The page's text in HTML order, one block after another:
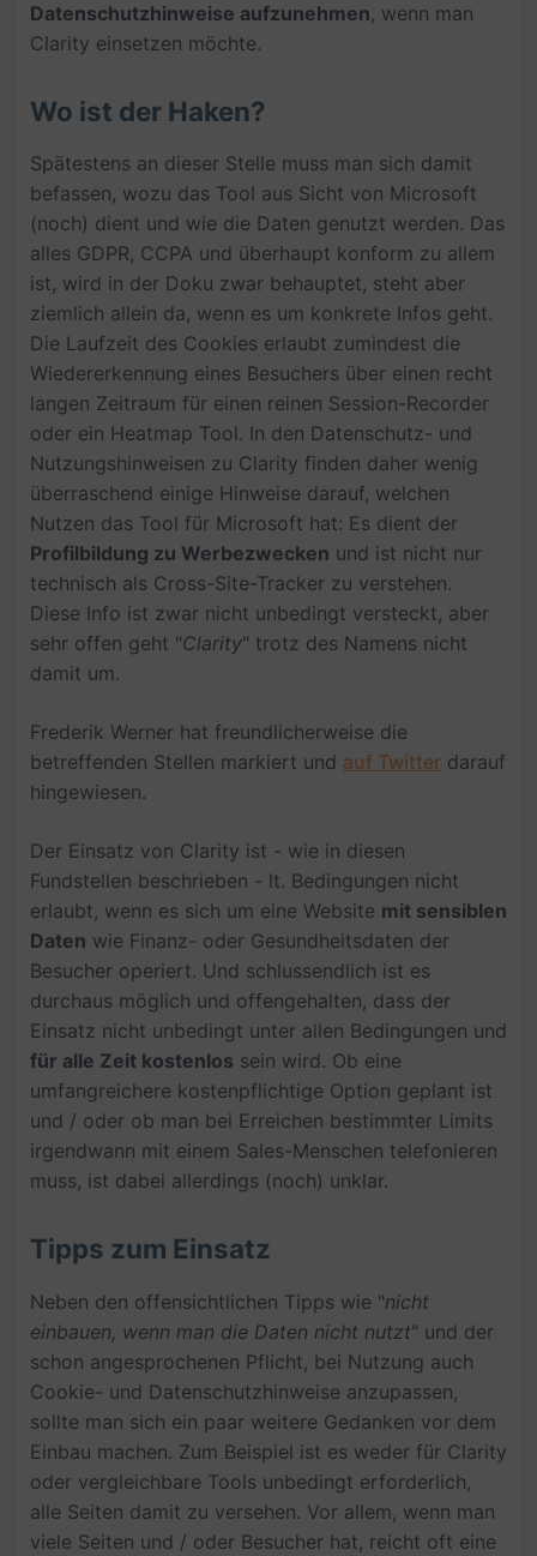
Datenschutzhinweise aufzunehmen, wenn man
Clarity einsetzen möchte.
Wo ist der Haken?
Spätestens an dieser Stelle muss man sich damit
befassen, wozu das Tool aus Sicht von Microsoft
(noch) dient und wie die Daten genutzt werden. Das
alles GDPR, CCPA und überhaupt konform zu allem
ist, wird in der Doku zwar behauptet, steht aber
ziemlich allein da, wenn es um konkrete Infos geht.
Die Laufzeit des Cookies erlaubt zumindest die
Wiedererkennung eines Besuchers über einen recht
langen Zeitraum für einen reinen Session-Recorder
oder ein Heatmap Tool. In den Datenschutz- und
Nutzungshinweisen zu Clarity finden daher wenig
überraschend einige Hinweise darauf, welchen
Nutzen das Tool für Microsoft hat: Es dient der
Profilbildung zu Werbezwecken und ist nicht nur
technisch als Cross-Site-Tracker zu verstehen.
Diese Info ist zwar nicht unbedingt versteckt, aber
sehr offen geht "Clarity" trotz des Namens nicht
damit um.
Frederik Werner hat freundlicherweise die
betreffenden Stellen markiert und auf Twitter darauf
hingewiesen.
Der Einsatz von Clarity ist - wie in diesen
Fundstellen beschrieben - lt. Bedingungen nicht
erlaubt, wenn es sich um eine Website mit sensiblen
Daten wie Finanz- oder Gesundheitsdaten der
Besucher operiert. Und schlussendlich ist es
durchaus möglich und offengehalten, dass der
Einsatz nicht unbedingt unter allen Bedingungen und
für alle Zeit kostenlos sein wird. Ob eine
umfangreichere kostenpflichtige Option geplant ist
und / oder ob man bei Erreichen bestimmter Limits
irgendwann mit einem Sales-Menschen telefonieren
muss, ist dabei allerdings (noch) unklar.
Tipps zum Einsatz
Neben den offensichtlichen Tipps wie "nicht
einbauen, wenn man die Daten nicht nutzt" und der
schon angesprochenen Pflicht, bei Nutzung auch
Cookie- und Datenschutzhinweise anzupassen,
sollte man sich ein paar weitere Gedanken vor dem
Einbau machen. Zum Beispiel ist es weder für Clarity
oder vergleichbare Tools unbedingt erforderlich,
alle Seiten damit zu versehen. Vor allem, wenn man
viele Seiten und / oder Besucher hat, reicht oft eine